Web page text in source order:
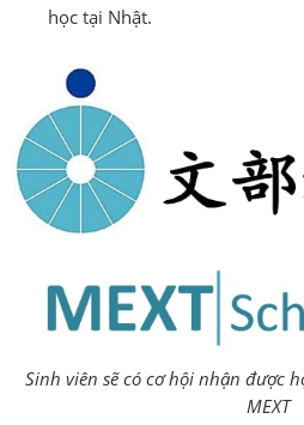
học tại Nhật.
Sinh viên sẽ có cơ hội nhận được
MEXT